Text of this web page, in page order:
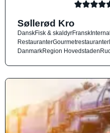
Søllerød Kro
DanskFisk & skaldyrFransk
RestauranterGourmetrestauranter
DanmarkRegion Hovedstaden